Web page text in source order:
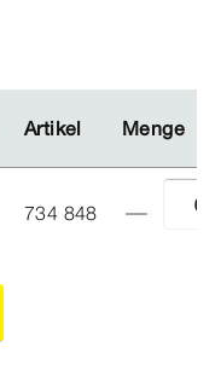
Artikel Menge
Artikel Menge
734 848